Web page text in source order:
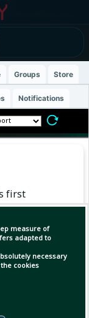
measure of
adapted to
necessary
cookies
Groups Store
Notifications
first
fiftieth
of